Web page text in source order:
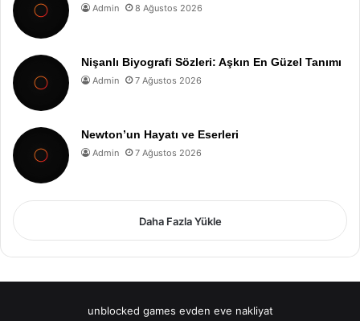
Admin 8 Ağustos 2026
Nişanlı Biyografi Sözleri: Aşkın En Güzel Tanımı
Admin 7 Ağustos 2026
Newton’un Hayatı ve Eserleri
Admin 7 Ağustos 2026
Daha Fazla Yükle
unblocked games evden eve nakliyat